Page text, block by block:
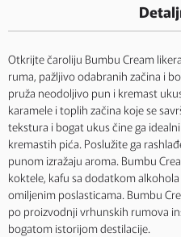
Otkrijte čaroliju Bumbu Cream
ruma, pažljivo odabranih začina i
pruža neodoljivo pun i kremast
karamele i toplih začina koje se
tekstura i bogat ukus čine ga
kremastih pića. Poslužite ga
punom izražaju aroma. Bumbu
koktele, kafu sa dodatkom
omiljenim poslasticama. Bumbu
po proizvodnji vrhunskih rumova
bogatom istorijom destilacije.